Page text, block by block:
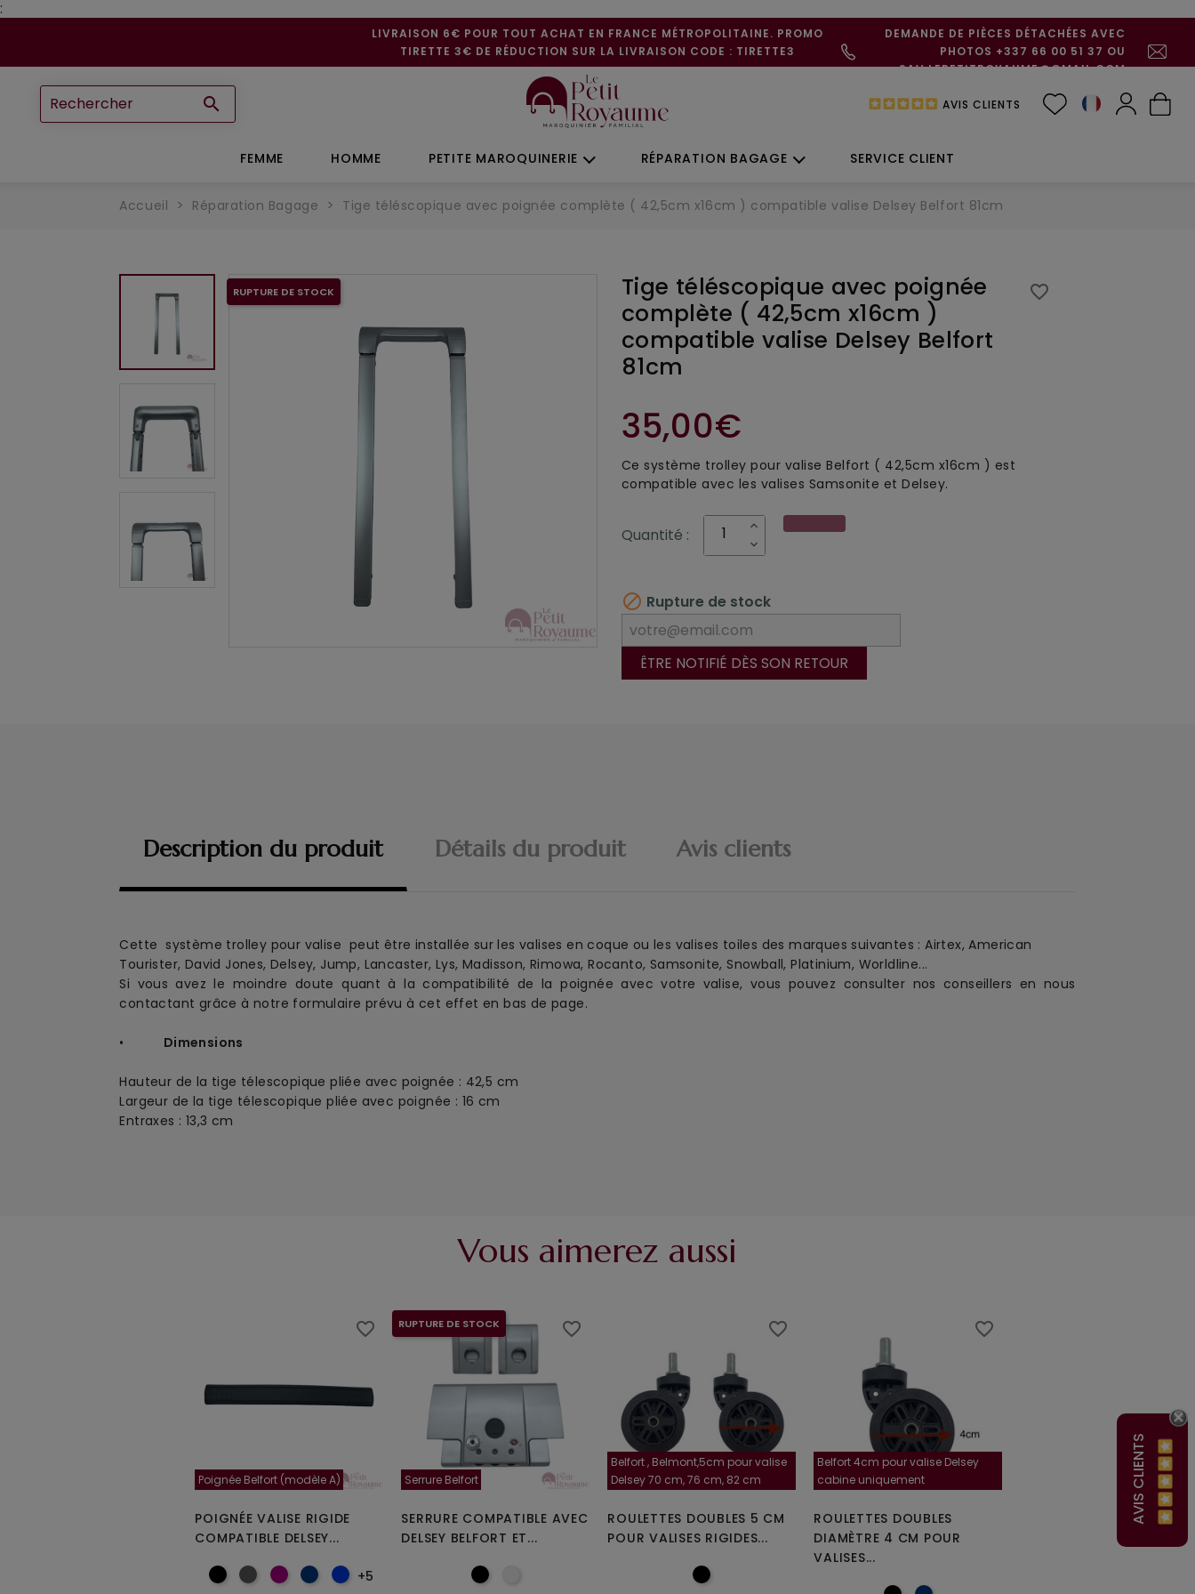
:
LIVRAISON 6€ POUR TOUT ACHAT EN FRANCE MÉTROPOLITAINE. PROMO
TIRETTE 3€ DE RÉDUCTION SUR LA LIVRAISON CODE : TIRETTE3
DEMANDE DE PIÈCES DÉTACHÉES AVEC
PHOTOS +337 66 00 51 37 OU
SAV.LEPETITROYAUME@GMAIL.COM
FEMME HOMME PETITE MAROQUINERIE RÉPARATION BAGAGE SERVICE CLIENT
 AVIS CLIENTS
Accueil Réparation Bagage Tige téléscopique avec poignée complète ( 42,5cm x16cm ) compatible valise Delsey Belfort 81cm
RUPTURE DE STOCK
Description du produit Détails du produit Avis clients
Cette système trolley pour valise peut être installée sur les valises en coque ou les valises toiles des marques suivantes : Airtex, American
Tourister, David Jones, Delsey, Jump, Lancaster, Lys, Madisson, Rimowa, Rocanto, Samsonite, Snowball, Platinium, Worldline...
Si vous avez le moindre doute quant à la compatibilité de la poignée avec votre valise, vous pouvez consulter nos conseillers en nous
contactant grâce à notre formulaire prévu à cet effet en bas de page.
• Dimensions
Hauteur de la tige télescopique pliée avec poignée : 42,5 cm
Largeur de la tige télescopique pliée avec poignée : 16 cm
Entraxes : 13,3 cm
Tige téléscopique avec poignée
complète ( 42,5cm x16cm )
compatible valise Delsey Belfort
81cm
35,00€
Ce système trolley pour valise Belfort ( 42,5cm x16cm ) est
compatible avec les valises Samsonite et Delsey.
Quantité :
favorite_border
 Rupture de stock
ÊTRE NOTIFIÉ DÈS SON RETOUR
Vous aimerez aussi
Poignée Belfort (modèle A)
POIGNÉE VALISE RIGIDE
COMPATIBLE DELSEY...
+5
favorite_border
Serrure Belfort
SERRURE COMPATIBLE AVEC
DELSEY BELFORT ET...
RUPTURE DE STOCK favorite_border
Belfort , Belmont,5cm pour valise
Delsey 70 cm, 76 cm, 82 cm
ROULETTES DOUBLES 5 CM
POUR VALISES RIGIDES...
favorite_border
Belfort 4cm pour valise Delsey
cabine uniquement
ROULETTES DOUBLES
DIAMÈTRE 4 CM POUR
VALISES...
favorite_border
AVIS CLIENTS